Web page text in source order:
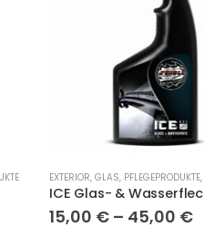
EXTERIOR, GLAS, PFLEGEPRODUKTE,
15,00 € – 45,00 €